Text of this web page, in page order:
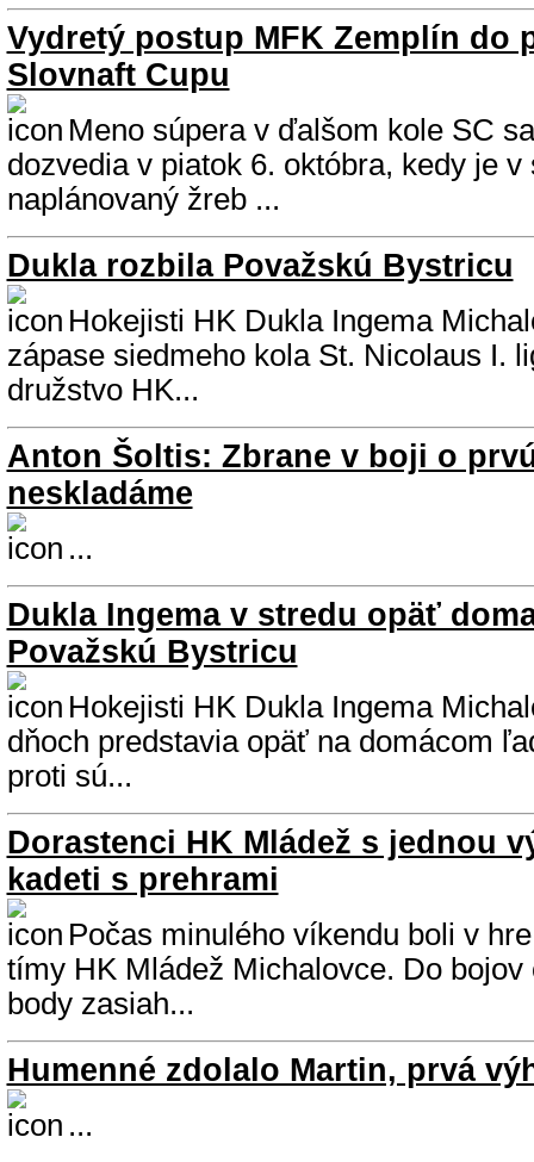
Vydretý postup MFK Zemplín do
Slovnaft Cupu
Meno súpera v ďalšom kole SC
dozvedia v piatok 6. októbra, kedy je v
naplánovaný žreb ...
Dukla rozbila Považskú Bystricu
Hokejisti HK Dukla Ingema
zápase siedmeho kola St. Nicolaus I.
družstvo HK...
Anton Šoltis: Zbrane v boji o
neskladáme
...
Dukla Ingema v stredu opäť
Považskú Bystricu
Hokejisti HK Dukla Ingema
dňoch predstavia opäť na domácom
proti sú...
Dorastenci HK Mládež s jednou
kadeti s prehrami
Počas minulého víkendu boli v
tímy HK Mládež Michalovce. Do bojov
body zasiah...
Humenné zdolalo Martin, prvá
...